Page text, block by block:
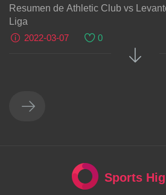
Resumen de Athletic Club vs Levante UD (3-
Liga
2022-03-07
0
Sports